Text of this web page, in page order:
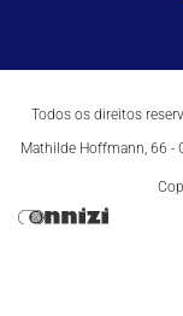
Todos os direitos
Mathilde Hoffmann, 66 -